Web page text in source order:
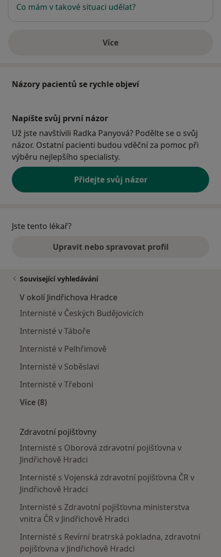
Co mám v takové situaci udělat?
Víceo adrese
Názory pacientů se rychle objeví
Napište svůj první názor
Už jste navštívili Radka Panyová? Podělte se o svůj
názor. Ostatní pacienti budou vděční za pomoc při
výběru nejlepšího specialisty.
Přidejte svůj názor
Jste tento lékař?
Upravit nebo spravovat profil
Související vyhledávání
V okolí Jindřichova Hradce
Internisté v Českých Budějovicích
Internisté v Táboře
Internisté v Pelhřimově
Internisté v Soběslavi
Internisté v Třeboni
Více (8)
Zdravotní pojišťovny
Internisté s Oborová zdravotní pojišťovna v
Jindřichově Hradci
Internisté s Vojenská zdravotní pojišťovna ČR v
Jindřichově Hradci
Internisté s Zdravotní pojišťovna ministerstva
vnitra ČR v Jindřichově Hradci
Internisté s Revírní bratrská pokladna, zdravotní
pojišťovna v Jindřichově Hradci